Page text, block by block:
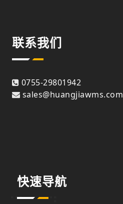
联系我们
0755-29801942
sales@huangjiawms.com
快速导航